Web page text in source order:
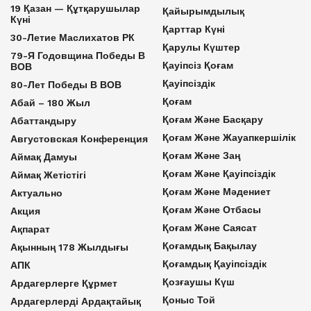
19 Қазан — Құтқарушылар
Күні
30-Летие Маслихатов РК
79-Я Годовщина Победы В
ВОВ
80-Лет Победы В ВОВ
Абай – 180 Жыл
Абаттандыру
Августовская Конференция
Аймақ Дамуы
Аймақ Жетістігі
Актуально
Акция
Ақпарат
Ақынның 178 Жылдығы
АПК
Ардагерлерге Құрмет
Ардагерлерді Ардақтайық
Қайырымдылық
Қарттар Күні
Қарулы Күштер
Қауіпсіз Қоғам
Қауіпсіздік
Қоғам
Қоғам Және Басқару
Қоғам Және Жауапкершілік
Қоғам Және Заң
Қоғам Және Қауіпсіздік
Қоғам Және Мәдениет
Қоғам Және Отбасы
Қоғам Және Саясат
Қоғамдық Бақылау
Қоғамдық Қауіпсіздік
Қозғаушы Күш
Қоныс Той